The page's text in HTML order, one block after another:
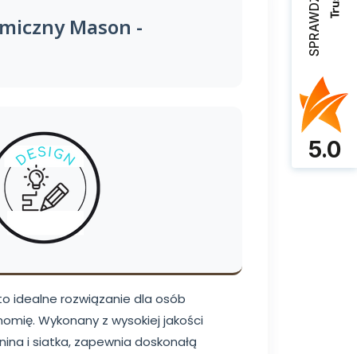
Mason -
idealne rozwiązanie dla osób
Wykonany z wysokiej jakości
i siatka, zapewnia doskonałą
5.0